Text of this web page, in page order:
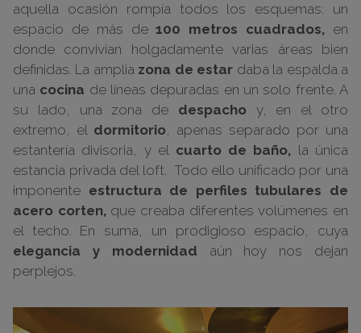
aquella ocasión rompía todos los esquemas: un
espacio de más de100 metros cuadrados, en
donde convivían holgadamente varias áreas bien
definidas. La amplia zona de estar daba la espalda a
una cocina de líneas depuradas en un solo frente. A
su lado, una zona de despachoy, en el otro
extremo, el dormitorio, apenas separado por una
estantería divisoria, y el cuarto de baño, la única
estancia privada del loft. Todo ello unificado por una
imponente estructura de perfiles tubulares de
acero corten,que creaba diferentes volúmenes en
el techo. En suma, un prodigioso espacio, cuya
elegancia y modernidad aún hoy nos dejan
perplejos.